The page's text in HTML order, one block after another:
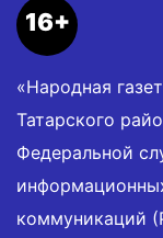
16+
«Народная
Татарского
Федеральной
коммуникаций